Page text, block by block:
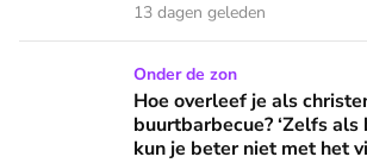
13 dagen geleden
Hoe overleef je als christen de
Onder de zon
Hoe overleef je als
buurtbarbecue? ‘Zelfs
kun je beter niet met het